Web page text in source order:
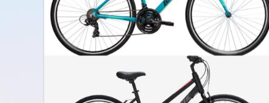
E-TOURING/CITY